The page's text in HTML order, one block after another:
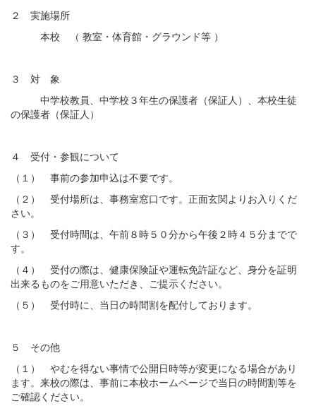
２ 実施場所
本校 （ 教室・体育館・グラウンド等 ）
３ 対 象
中学校教員、中学校３年生の保護者（保証人）、本校生徒
の保護者（保証人）
４ 受付・参観について
（１） 事前の参加申込は不要です。
（２） 受付場所は、事務室窓口です。正面玄関よりお入りくだ
さい。
（３） 受付時間は、午前８時５０分から午後２時４５分までで
す。
（４） 受付の際は、健康保険証や運転免許証など、身分を証明
出来るものをご用意いただき、ご提示ください。
（５） 受付時に、当日の時間割を配付しております。
５ その他
（１） やむを得ない事情で公開日時等が変更になる場合があり
ます。来校の際は、事前に本校ホームページで当日の時間割等を
ご確認ください。